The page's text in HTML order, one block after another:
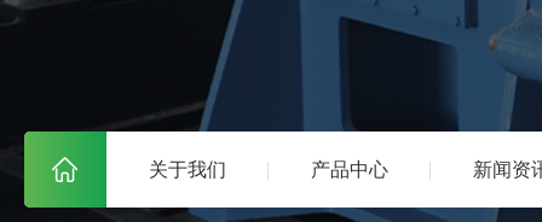
关于我们 产品中心 新闻资